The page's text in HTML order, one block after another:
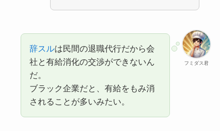
フミダス君
辞スルは民間の退職代行だから会
社と有給消化の交渉ができないん
だ。
ブラック企業だと、有給をもみ消
されることが多いみたい。